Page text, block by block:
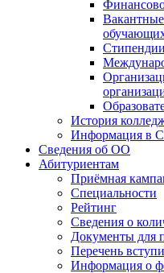
История
Информация в
Сведения об ОО
Абитуриентам
Приёмная
Специальности
Рейтинг
Сведения о
Документы для
Перечень
Информация о